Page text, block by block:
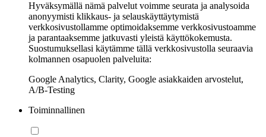
Hyväksymällä nämä palvelut voimme seurata ja analysoida
anonyymisti klikkaus- ja selauskäyttäytymistä
verkkosivustollamme optimoidaksemme verkkosivustoamme
ja parantaaksemme jatkuvasti yleistä käyttökokemusta.
Suostumuksellasi käytämme tällä verkkosivustolla seuraavia
kolmannen osapuolen palveluita:
Google Analytics, Clarity, Google asiakkaiden arvostelut,
A/B-Testing
Toiminnallinen